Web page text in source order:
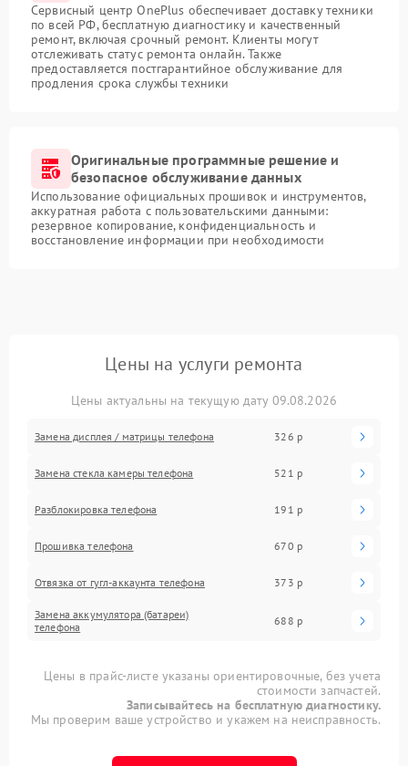
Сервисный центр OnePlus обеспечивает доставку техники
по всей РФ, бесплатную диагностику и качественный
ремонт, включая срочный ремонт. Клиенты могут
отслеживать статус ремонта онлайн. Также
предоставляется постгарантийное обслуживание для
продления срока службы техники
Оригинальные программные решение и
безопасное обслуживание данных
Использование официальных прошивок и инструментов,
аккуратная работа с пользовательскими данными:
резервное копирование, конфиденциальность и
восстановление информации при необходимости
Цены на услуги ремонта
Цены актуальны на текущую дату 09.08.2026
Замена дисплея / матрицы телефона 326 р
Замена стекла камеры телефона 521 р
Разблокировка телефона 191 р
Прошивка телефона 670 р
Отвязка от гугл-аккаунта телефона 373 р
Замена аккумулятора (батареи)
телефона
688 р
Цены в прайс-листе указаны ориентировочные, без учета
стоимости запчастей.
Записывайтесь на бесплатную диагностику.
Мы проверим ваше устройство и укажем на неисправность.